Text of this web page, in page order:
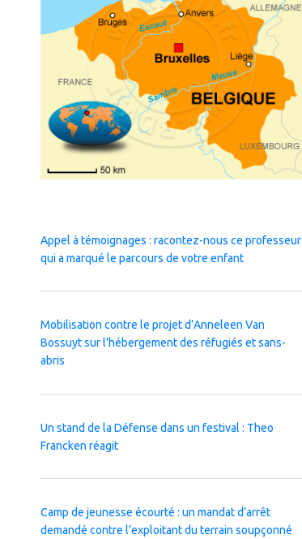
Appel à témoignages : racontez-nous ce professeur
qui a marqué le parcours de votre enfant
Mobilisation contre le projet d’Anneleen Van
Bossuyt sur l’hébergement des réfugiés et sans-
abris
Un stand de la Défense dans un festival : Theo
Francken réagit
Camp de jeunesse écourté : un mandat d’arrêt
demandé contre l’exploitant du terrain soupçonné